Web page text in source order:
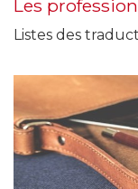
Les
Listes des